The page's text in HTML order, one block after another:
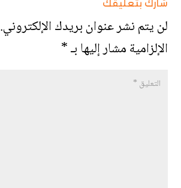
شارك بتعليقك
لن يتم نشر عنوان بريدك الإلكتروني.
الإلزامية مشار إليها بـ*